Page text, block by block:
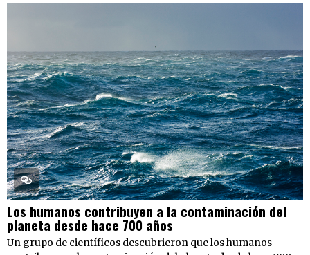
Los humanos contribuyen a la contaminación del
planeta desde hace 700 años
Un grupo de científicos descubrieron que los humanos